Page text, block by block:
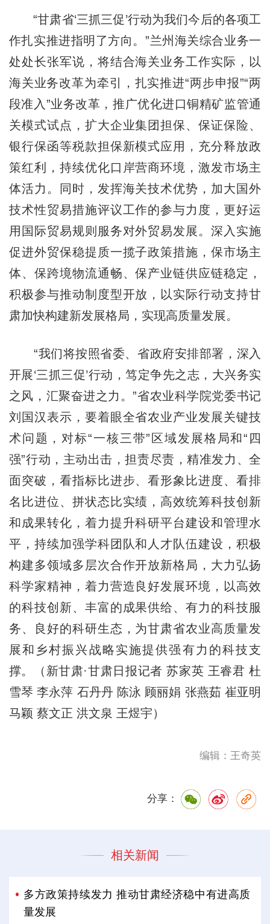
“甘肃省‘三抓三促’行动为我们今后的各项工
作扎实推进指明了方向。”兰州海关综合业务一
处处长张军说，将结合海关业务工作实际，以
海关业务改革为牵引，扎实推进“两步申报”“两
段准入”业务改革，推广优化进口铜精矿监管通
关模式试点，扩大企业集团担保、保证保险、
银行保函等税款担保新模式应用，充分释放政
策红利，持续优化口岸营商环境，激发市场主
体活力。同时，发挥海关技术优势，加大国外
技术性贸易措施评议工作的参与力度，更好运
用国际贸易规则服务对外贸易发展。深入实施
促进外贸保稳提质一揽子政策措施，保市场主
体、保跨境物流通畅、保产业链供应链稳定，
积极参与推动制度型开放，以实际行动支持甘
肃加快构建新发展格局，实现高质量发展。
“我们将按照省委、省政府安排部署，深入
开展‘三抓三促’行动，笃定争先之志，大兴务实
之风，汇聚奋进之力。”省农业科学院党委书记
刘国汉表示，要着眼全省农业产业发展关键技
术问题，对标“一核三带”区域发展格局和“四
强”行动，主动出击，担责尽责，精准发力、全
面突破，看指标比进步、看形象比进度、看排
名比进位、拼状态比实绩，高效统筹科技创新
和成果转化，着力提升科研平台建设和管理水
平，持续加强学科团队和人才队伍建设，积极
构建多领域多层次合作开放新格局，大力弘扬
科学家精神，着力营造良好发展环境，以高效
的科技创新、丰富的成果供给、有力的科技服
务、良好的科研生态，为甘肃省农业高质量发
展和乡村振兴战略实施提供强有力的科技支
撑。（新甘肃·甘肃日报记者 苏家英 王睿君 杜
雪琴 李永萍 石丹丹 陈泳 顾丽娟 张燕茹 崔亚明
马颖 蔡文正 洪文泉 王煜宇）
编辑：王奇英
分享：
相关新闻
多方政策持续发力 推动甘肃经济稳中有进高质
量发展